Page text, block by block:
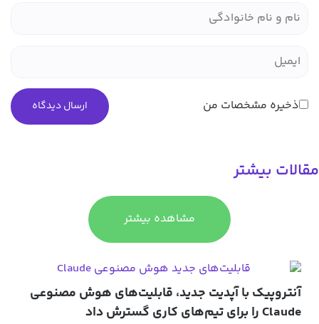
ذخیره مشخصات من
مقالات بیشتر
مشاهده بیشتر
آنتروپیک با آپدیت جدید، قابلیت‌های هوش مصنوعی
Claude را برای تیم‌های کاری گسترش داد